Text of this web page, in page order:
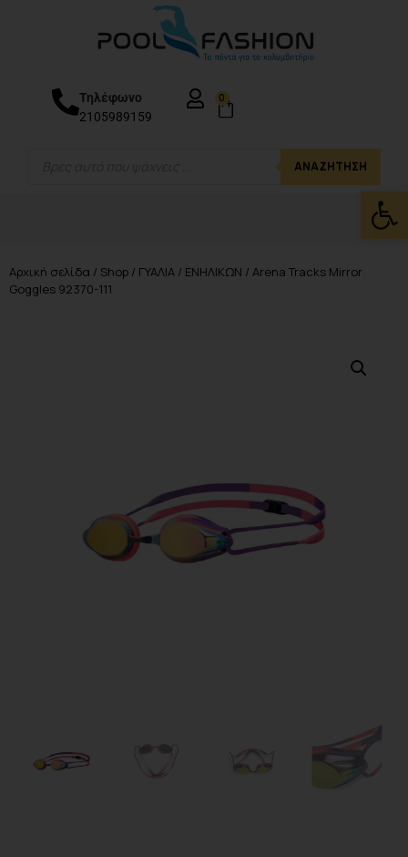
ΑΝΑΖΉΤΗΣΗ
Τηλέφωνο
2105989159
0
Αρχική σελίδα / Shop / ΓΥΑΛΙΑ / ΕΝΗΛΙΚΩΝ / Arena Tracks Mirror
Goggles 92370-111